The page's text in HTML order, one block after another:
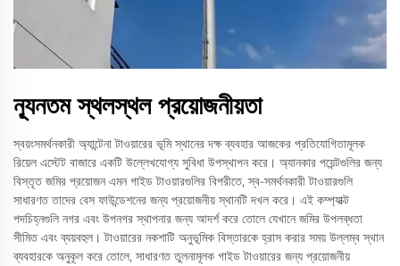
ন্যূনতম স্থলস্থল প্রয়োজনীয়তা
স্বয়ংসমর্থনকারী অ্যান্টেনা টাওয়ারের ভূমি স্থানের দক্ষ ব্যবহার আজকের প্রতিযোগিতামূলক
রিয়েল এস্টেট বাজারে একটি উল্লেখযোগ্য সুবিধা উপস্থাপন করে। অ্যানকার পয়েন্টগুলির জন্য
বিস্তৃত জমির প্রয়োজন এমন গাইড টাওয়ারগুলির বিপরীতে, স্ব-সমর্থনকারী টাওয়ারগুলি
সাধারণত তাদের বেস ফাউন্ডেশনের জন্য প্রয়োজনীয় স্থানটি দখল করে। এই কম্প্যাক্ট
পদচিহ্নগুলি নগর এবং উপনগর স্থাপনার জন্য আদর্শ করে তোলে যেখানে জমির উপলব্ধতা
সীমিত এবং ব্যয়বহুল। টাওয়ারের নকশাটি অনুভূমিক বিস্তারকে হ্রাস করার সময় উল্লম্ব স্থান
ব্যবহারকে অনুকূল করে তোলে, সাধারণত তুলনামূলক গাইড টাওয়ারের জন্য প্রয়োজনীয়